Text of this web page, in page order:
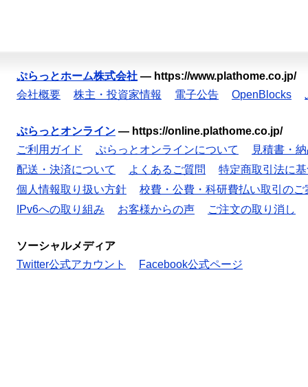
ぷらっとホーム株式会社 — https://www.plathome.co.jp/
会社概要
株主・投資家情報 電子公告 OpenBlocks
ぷらっとオンライン — https://online.plathome.co.jp/
ご利用ガイド
ぷらっとオンラインについて
見積書・
配送・決済について
よくあるご質問
特定商取引法に
個人情報取り扱い方針
校費・公費・科研費払い取引のご
IPv6への取り組み
お客様からの声 ご注文の取り消し
ソーシャルメディア
Twitter公式アカウント
Facebook公式ページ